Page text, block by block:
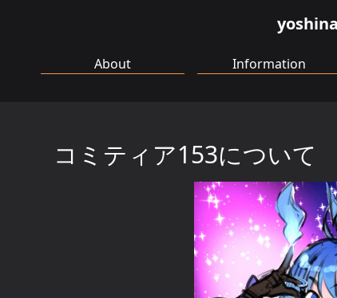
About Information
コミティア153について